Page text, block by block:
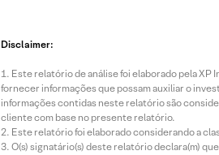
Disclaimer:
Este relatório de análise foi elaborado pela
fornecer informações que possam auxiliar o
informações contidas neste relatório são
cliente com base no presente relatório.
Este relatório foi elaborado considerando a
O(s) signatário(s) deste relatório declara(m)